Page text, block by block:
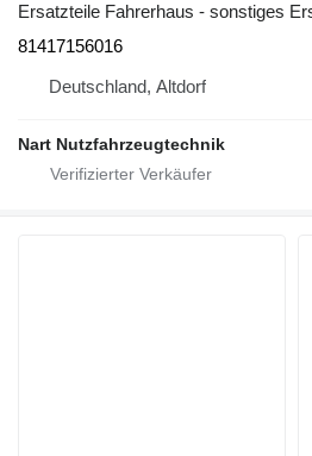
Ersatzteile Fahrerhaus - sonstiges
81417156016
Deutschland, Altdorf
Nart Nutzfahrzeugtechnik